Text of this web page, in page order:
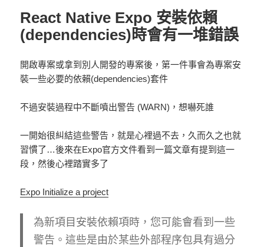
React Native Expo 安裝依賴
(dependencies)時會有一堆錯誤
開啟專案或拿到別人開發的專案後，第一件事會為專案安
裝一些必要的依賴(dependencies)套件
不過安裝過程中不斷噴出警告 (WARN)，想嚇死誰
一開始很糾結這些警告，就是心裡過不去，久而久之也就
習慣了…後來在Expo官方文件看到一篇文章有提到這一
段，然後心裡踏實多了
Expo Initialize a project
為新項目安裝依賴項時，您可能會看到一些
警告。這些是由於某些外部程序包具有過分